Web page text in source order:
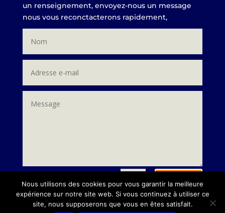
un renseignement, envoyez-nous un message
nous vous reconctacterons rapidement,
7 + 10= Envoi
Nous utilisons des cookies pour vous garantir la meilleure
expérience sur notre site web. Si vous continuez à utiliser ce
site, nous supposerons que vous en êtes satisfait.